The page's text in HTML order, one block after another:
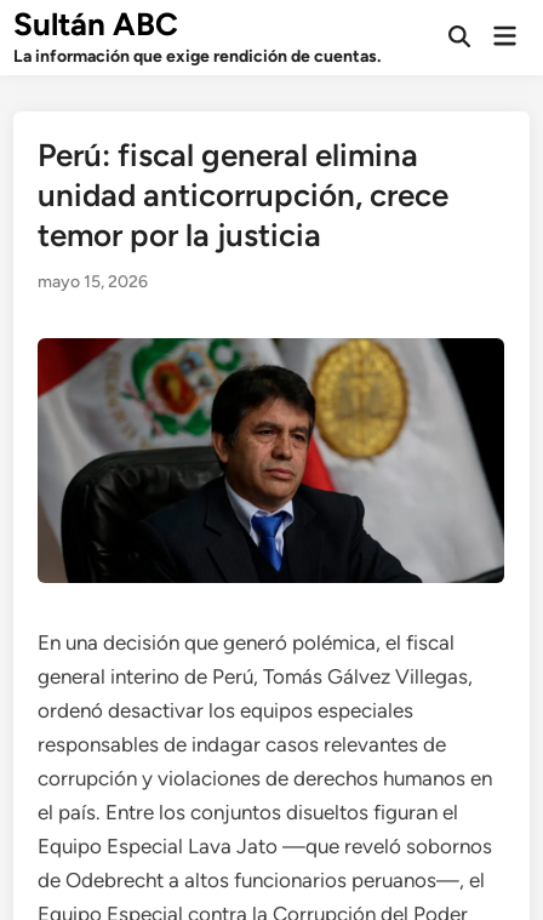
Saltar
contenido
Sultán ABC
La información que exige rendición de cuentas.
Abrir
Perú: fiscal general elimina
unidad anticorrupción, crece
temor por la justicia
mayo 15, 2026
En una decisión que generó polémica, el fiscal
general interino de Perú, Tomás Gálvez Villegas,
ordenó desactivar los equipos especiales
responsables de indagar casos relevantes de
corrupción y violaciones de derechos humanos en
el país. Entre los conjuntos disueltos figuran el
Equipo Especial Lava Jato —que reveló sobornos
de Odebrecht a altos funcionarios peruanos—, el
Equipo Especial contra la Corrupción del Poder